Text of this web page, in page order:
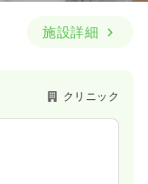
施設詳細
クリニック